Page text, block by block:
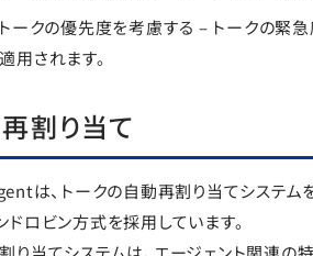
トークの優先度を考慮する – トークの緊急
用されます。
割り当て
は、トークの自動再割り当てシステム
ドロビン方式を採用しています。